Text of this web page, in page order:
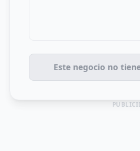
Este negocio no